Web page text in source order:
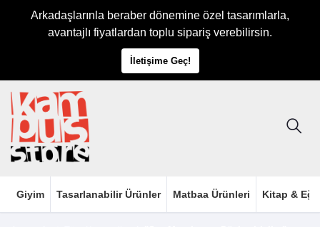
Arkadaşlarınla beraber dönemine özel tasarımlarla,
avantajlı fiyatlardan toplu sipariş verebilirsin.
İletişime Geç!
Giyim Tasarlanabilir Ürünler Matbaa Ürünleri Kitap &